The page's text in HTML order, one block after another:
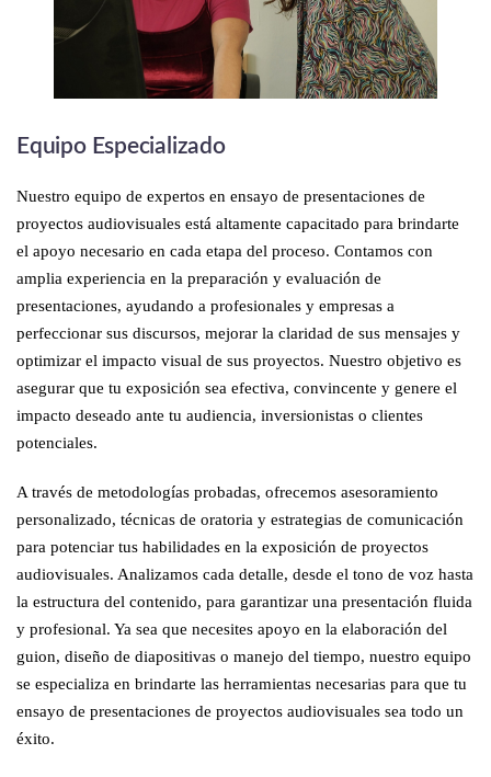
Equipo Especializado
Nuestro equipo de expertos en ensayo de presentaciones de
proyectos audiovisuales está altamente capacitado para brindarte
el apoyo necesario en cada etapa del proceso. Contamos con
amplia experiencia en la preparación y evaluación de
presentaciones, ayudando a profesionales y empresas a
perfeccionar sus discursos, mejorar la claridad de sus mensajes y
optimizar el impacto visual de sus proyectos. Nuestro objetivo es
asegurar que tu exposición sea efectiva, convincente y genere el
impacto deseado ante tu audiencia, inversionistas o clientes
potenciales.
A través de metodologías probadas, ofrecemos asesoramiento
personalizado, técnicas de oratoria y estrategias de comunicación
para potenciar tus habilidades en la exposición de proyectos
audiovisuales. Analizamos cada detalle, desde el tono de voz hasta
la estructura del contenido, para garantizar una presentación fluida
y profesional. Ya sea que necesites apoyo en la elaboración del
guion, diseño de diapositivas o manejo del tiempo, nuestro equipo
se especializa en brindarte las herramientas necesarias para que tu
ensayo de presentaciones de proyectos audiovisuales sea todo un
éxito.